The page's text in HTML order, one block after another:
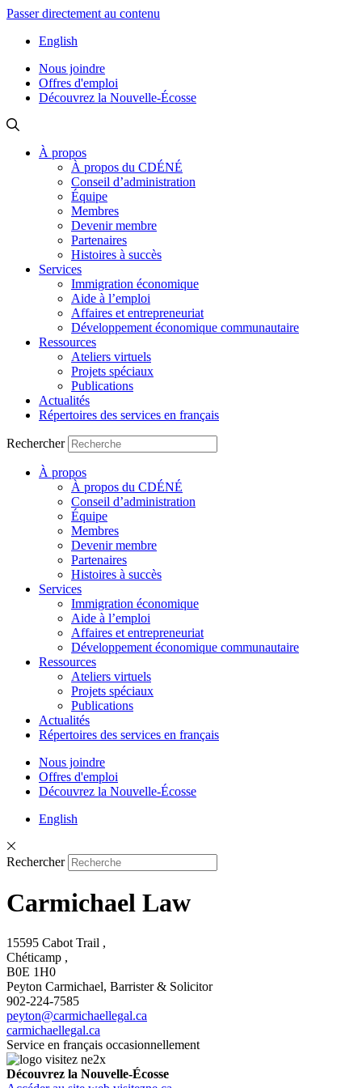
Passer directement au contenu
English
Nous joindre
Offres d'emploi
Découvrez la Nouvelle-Écosse
À propos
À propos du CDÉNÉ
Conseil d’administration
Équipe
Membres
Devenir membre
Partenaires
Histoires à succès
Services
Immigration économique
Aide à l’emploi
Affaires et entrepreneuriat
Développement économique communautaire
Ressources
Ateliers virtuels
Projets spéciaux
Publications
Actualités
Répertoires des services en français
Rechercher
À propos
À propos du CDÉNÉ
Conseil d’administration
Équipe
Membres
Devenir membre
Partenaires
Histoires à succès
Services
Immigration économique
Aide à l’emploi
Affaires et entrepreneuriat
Développement économique communautaire
Ressources
Ateliers virtuels
Projets spéciaux
Publications
Actualités
Répertoires des services en français
Nous joindre
Offres d'emploi
Découvrez la Nouvelle-Écosse
English
Rechercher
Carmichael Law
15595 Cabot Trail ,
Chéticamp ,
B0E 1H0
Peyton Carmichael, Barrister & Solicitor
902-224-7585
peyton@carmichaellegal.ca
carmichaellegal.ca
Service en français occasionnellement
Découvrez la Nouvelle-Écosse